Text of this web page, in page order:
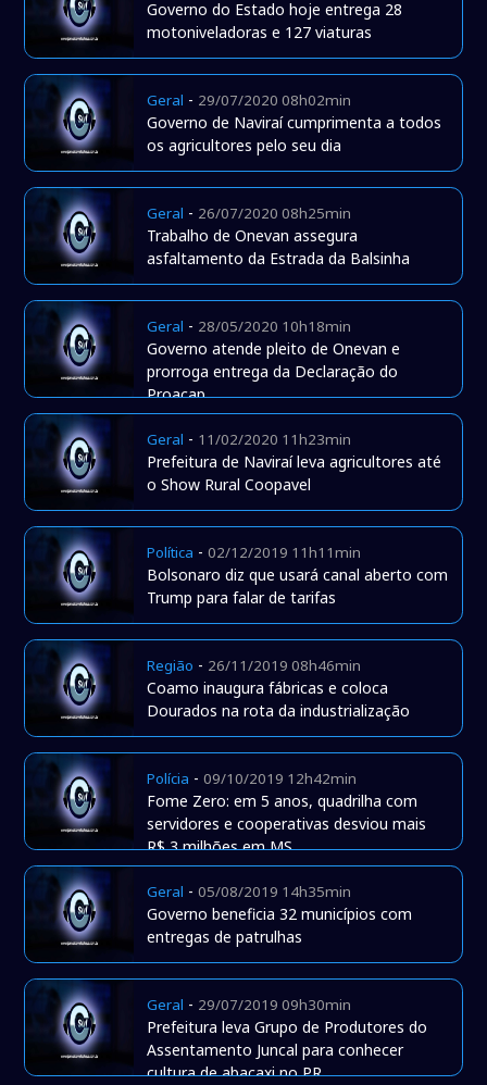
Governo do Estado hoje entrega 28
motoniveladoras e 127 viaturas
Geral - 29/07/2020 08h02min
Governo de Naviraí cumprimenta a todos
os agricultores pelo seu dia
Geral - 26/07/2020 08h25min
Trabalho de Onevan assegura
asfaltamento da Estrada da Balsinha
Geral - 28/05/2020 10h18min
Governo atende pleito de Onevan e
prorroga entrega da Declaração do
Proacap.
Geral - 11/02/2020 11h23min
Prefeitura de Naviraí leva agricultores até
o Show Rural Coopavel
Política -02/12/2019 11h11min
Bolsonaro diz que usará canal aberto com
Trump para falar de tarifas
Região - 26/11/2019 08h46min
Coamo inaugura fábricas e coloca
Dourados na rota da industrialização
Polícia -09/10/2019 12h42min
Fome Zero: em 5 anos, quadrilha com
servidores e cooperativas desviou mais
R$ 3 milhões em MS
Geral -05/08/2019 14h35min
Governo beneficia 32 municípios com
entregas de patrulhas
Geral - 29/07/2019 09h30min
Prefeitura leva Grupo de Produtores do
Assentamento Juncal para conhecer
cultura de abacaxi no PR